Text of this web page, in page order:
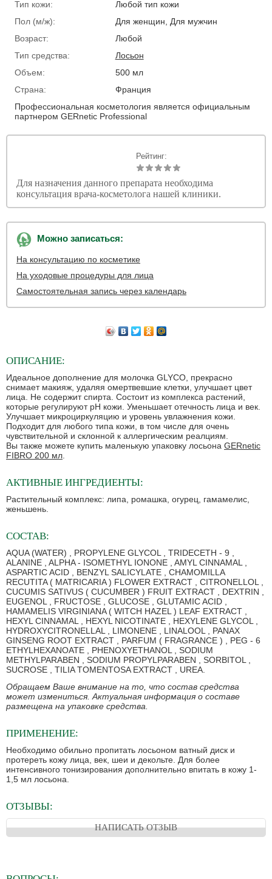
Тип кожи:
Любой тип кожи
Пол (м/ж):
Для женщин, Для мужчин
Возраст:
Любой
Тип средства:
Лосьон
Объем:
500 мл
Страна:
Франция
Профессиональная косметология является официальным
партнером GERnetic Professional
Рейтинг:
Для назначения данного препарата необходима
консультация врача-косметолога нашей клиники.
Можно записаться:
На консультацию по косметике
На уходовые процедуры для лица
Самостоятельная запись через календарь
ОПИСАНИЕ:
Идеальное дополнение для молочка GLYCO, прекрасно
снимает макияж, удаляя омертвевшие клетки, улучшает цвет
лица. Не содержит спирта. Состоит из комплекса растений,
которые регулируют pH кожи. Уменьшает отечность лица и век.
Улучшает микроциркуляцию и уровень увлажнения кожи.
Подходит для любого типа кожи, в том числе для очень
чувствительной и склонной к аллергическим реалциям.
Вы также можете купить маленькую упаковку лосьона GERnetic
FIBRO 200 мл.
АКТИВНЫЕ ИНГРЕДИЕНТЫ:
Растительный комплекс: липа, ромашка, огурец, гамамелис,
женьшень.
СОСТАВ:
AQUA (WATER) , PROPYLENE GLYCOL , TRIDECETH - 9 ,
ALANINE , ALPHA - ISOMETHYL IONONE , AMYL CINNAMAL ,
ASPARTIC ACID , BENZYL SALICYLATE , CHAMOMILLA
RECUTITA ( MATRICARIA ) FLOWER EXTRACT , CITRONELLOL ,
CUCUMIS SATIVUS ( CUCUMBER ) FRUIT EXTRACT , DEXTRIN ,
EUGENOL , FRUCTOSE , GLUCOSE , GLUTAMIC ACID ,
HAMAMELIS VIRGINIANA ( WITCH HAZEL ) LEAF EXTRACT ,
HEXYL CINNAMAL , HEXYL NICOTINATE , HEXYLENE GLYCOL ,
HYDROXYCITRONELLAL , LIMONENE , LINALOOL , PANAX
GINSENG ROOT EXTRACT , PARFUM ( FRAGRANCE ) , PEG - 6
ETHYLHEXANOATE , PHENOXYETHANOL , SODIUM
METHYLPARABEN , SODIUM PROPYLPARABEN , SORBITOL ,
SUCROSE , TILIA TOMENTOSA EXTRACT , UREA.
Обращаем Ваше внимание на то, что состав средства
может измениться. Актуальная информация о составе
размещена на упаковке средства.
ПРИМЕНЕНИЕ:
Необходимо обильно пропитать лосьоном ватный диск и
протереть кожу лица, век, шеи и декольте. Для более
интенсивного тонизирования дополнительно впитать в кожу 1-
1,5 мл лосьона.
ОТЗЫВЫ:
НАПИСАТЬ ОТЗЫВ